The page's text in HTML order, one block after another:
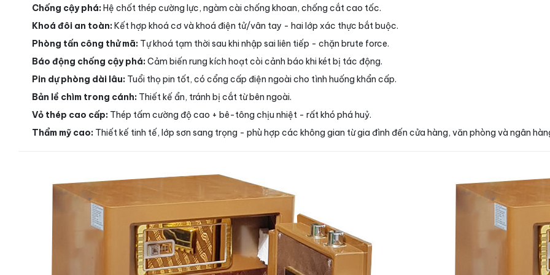
Chống cậy phá: Hệ chốt thép cường lực, ngàm cài chống khoan, chống cắt cao tốc.
Khoá đôi an toàn: Kết hợp khoá cơ và khoá điện tử/vân tay - hai lớp xác thực bắt buộc.
Phòng tấn công thử mã: Tự khoá tạm thời sau khi nhập sai liên tiếp - chặn brute force.
Báo động chống cậy phá: Cảm biến rung kích hoạt còi cảnh báo khi két bị tác động.
Pin dự phòng dài lâu: Tuổi thọ pin tốt, có cổng cấp điện ngoài cho tình huống khẩn cấp.
Bản lề chìm trong cánh: Thiết kế ẩn, tránh bị cắt từ bên ngoài.
Vỏ thép cao cấp: Thép tấm cường độ cao + bê-tông chịu nhiệt - rất khó phá huỷ.
Thẩm mỹ cao: Thiết kế tinh tế, lớp sơn sang trọng - phù hợp các không gian từ gia đình đến cửa hàng, văn phòng và ngân